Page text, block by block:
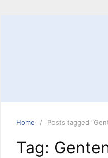
Home Posts tagged
Tag: